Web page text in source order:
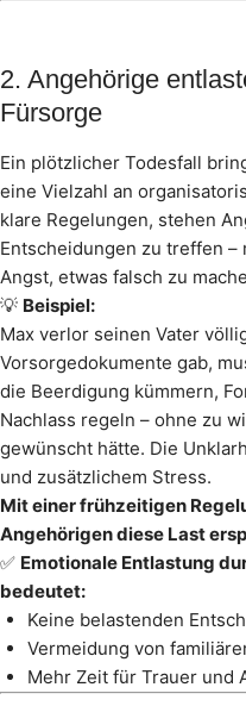
2. Angehörige
Fürsorge
Ein plötzlicher Todesfall
eine Vielzahl an
klare Regelungen, stehen
Entscheidungen zu treffen
Angst, etwas falsch zu
💡 Beispiel:
Max verlor seinen Vater
Vorsorgedokumente gab,
die Beerdigung kümmern,
Nachlass regeln – ohne zu
gewünscht hätte. Die
und zusätzlichem Stress.
Mit einer frühzeitigen
Angehörigen diese Last
✅ Emotionale Entlastung
bedeutet:
Keine belastenden
Vermeidung von
Mehr Zeit für Trauer und